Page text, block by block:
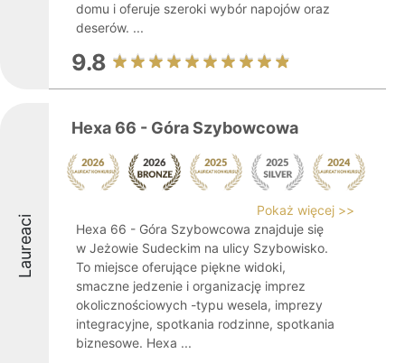
domu i oferuje szeroki wybór napojów oraz
deserów. ...
9.8
Laureaci
Hexa 66 - Góra Szybowcowa
Pokaż więcej >>
Hexa 66 - Góra Szybowcowa znajduje się
w Jeżowie Sudeckim na ulicy Szybowisko.
To miejsce oferujące piękne widoki,
smaczne jedzenie i organizację imprez
okolicznościowych -typu wesela, imprezy
integracyjne, spotkania rodzinne, spotkania
biznesowe. Hexa ...